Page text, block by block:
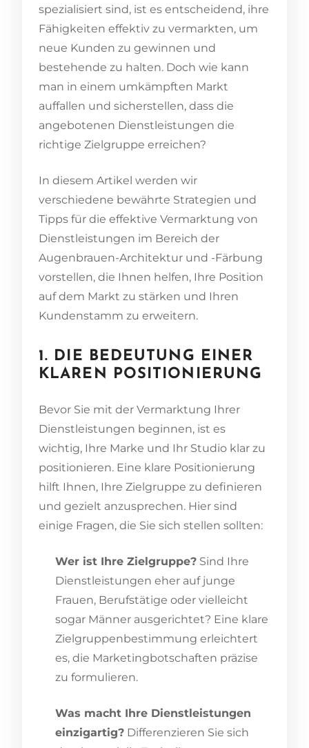
spezialisiert sind, ist es entscheidend, ihre
Fähigkeiten effektiv zu vermarkten, um
neue Kunden zu gewinnen und
bestehende zu halten. Doch wie kann
man in einem umkämpften Markt
auffallen und sicherstellen, dass die
angebotenen Dienstleistungen die
richtige Zielgruppe erreichen?
In diesem Artikel werden wir
verschiedene bewährte Strategien und
Tipps für die effektive Vermarktung von
Dienstleistungen im Bereich der
Augenbrauen-Architektur und -Färbung
vorstellen, die Ihnen helfen, Ihre Position
auf dem Markt zu stärken und Ihren
Kundenstamm zu erweitern.
1. DIE BEDEUTUNG EINER
KLAREN POSITIONIERUNG
Bevor Sie mit der Vermarktung Ihrer
Dienstleistungen beginnen, ist es
wichtig, Ihre Marke und Ihr Studio klar zu
positionieren. Eine klare Positionierung
hilft Ihnen, Ihre Zielgruppe zu definieren
und gezielt anzusprechen. Hier sind
einige Fragen, die Sie sich stellen sollten:
Wer ist Ihre Zielgruppe? Sind Ihre
Dienstleistungen eher auf junge
Frauen, Berufstätige oder vielleicht
sogar Männer ausgerichtet? Eine klare
Zielgruppenbestimmung erleichtert
es, die Marketingbotschaften präzise
zu formulieren.
Was macht Ihre Dienstleistungen
einzigartig? Differenzieren Sie sich